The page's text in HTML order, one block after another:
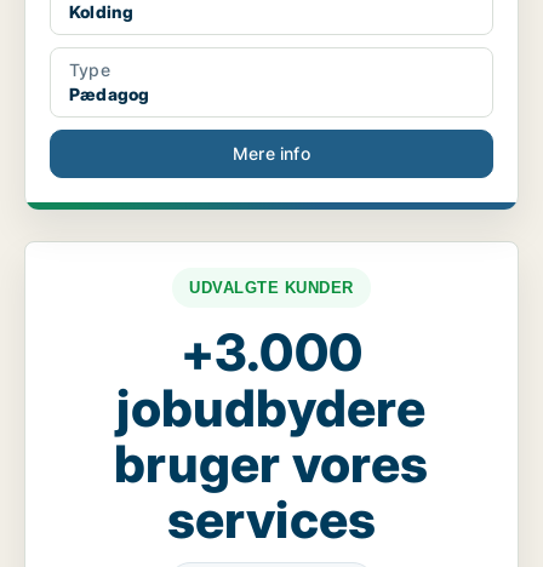
Kolding
Type
Pædagog
Mere info
UDVALGTE KUNDER
+3.000
jobudbydere
bruger vores
services